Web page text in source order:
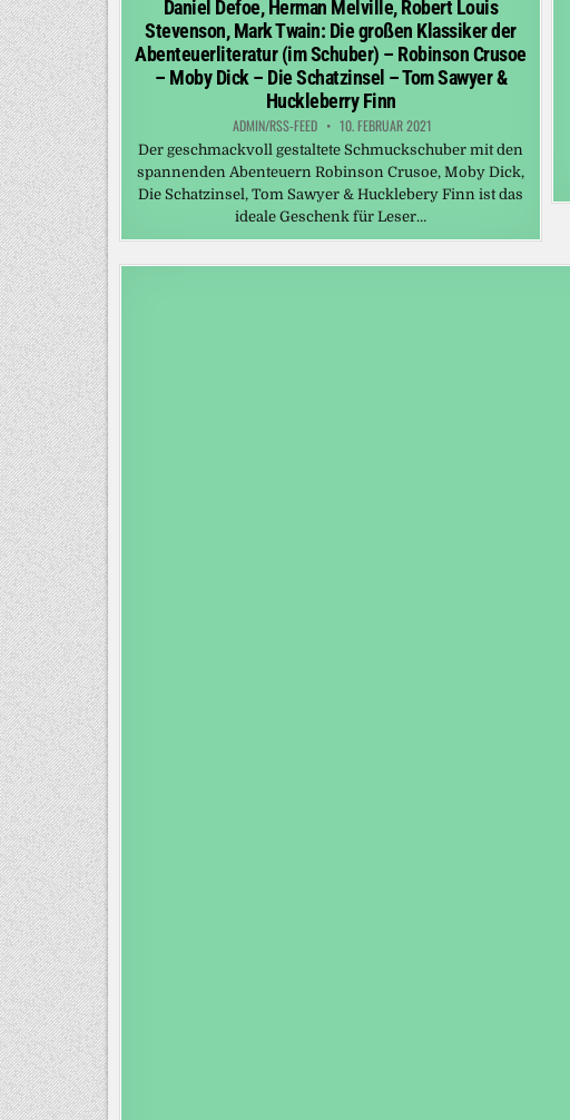
Daniel Defoe, Herman Melville, Robert Louis
Stevenson, Mark Twain: Die großen Klassiker der
Abenteuerliteratur (im Schuber) – Robinson Crusoe
– Moby Dick – Die Schatzinsel – Tom Sawyer &
Huckleberry Finn
ADMIN/RSS-FEED 10. FEBRUAR 2021
Der geschmackvoll gestaltete Schmuckschuber mit den
spannenden Abenteuern Robinson Crusoe, Moby Dick,
Die Schatzinsel, Tom Sawyer & Hucklebery Finn ist das
ideale Geschenk für Leser…